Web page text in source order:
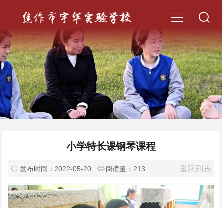
 
小学特长课钢琴课程
 发布时间：2022-05-20  阅读量： 213 返回列表